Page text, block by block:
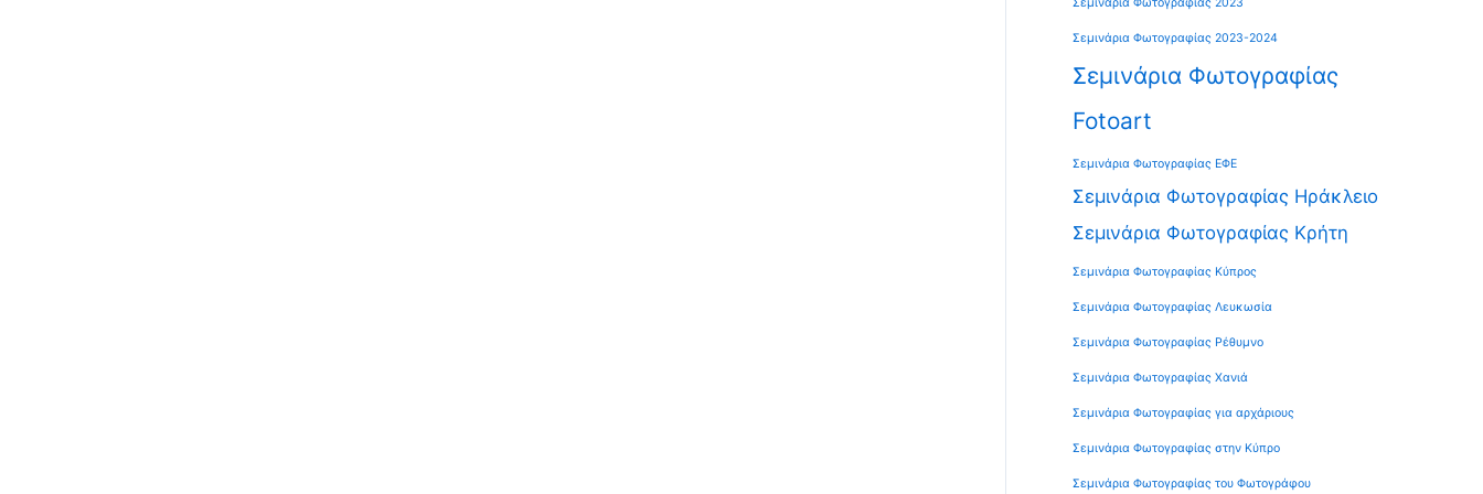
Σεμινάρια Φωτογραφίας 2023
Σεμινάρια Φωτογραφίας 2023-2024
Σεμινάρια Φωτογραφίας
Fotoart
Σεμινάρια Φωτογραφίας ΕΦΕ
Σεμινάρια Φωτογραφίας Ηράκλειο
Σεμινάρια Φωτογραφίας Κρήτη
Σεμινάρια Φωτογραφίας Κύπρος
Σεμινάρια Φωτογραφίας Λευκωσία
Σεμινάρια Φωτογραφίας Ρέθυμνο
Σεμινάρια Φωτογραφίας Χανιά
Σεμινάρια Φωτογραφίας για αρχάριους
Σεμινάρια Φωτογραφίας στην Κύπρο
Σεμινάρια Φωτογραφίας του Φωτογράφου